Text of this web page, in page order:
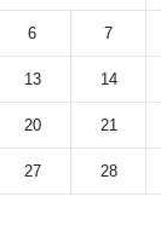
6 7
13 14
20 21
27 28